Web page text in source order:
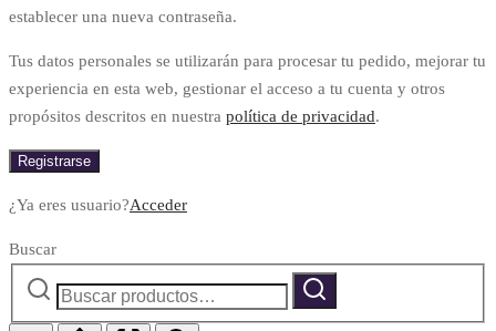
establecer una nueva contraseña.
Tus datos personales se utilizarán para procesar tu pedido, mejorar tu
experiencia en esta web, gestionar el acceso a tu cuenta y otros
propósitos descritos en nuestra política de privacidad.
Registrarse
¿Ya eres usuario?Acceder
Buscar
Buscar
por:
Buscar